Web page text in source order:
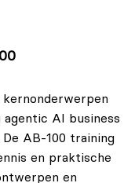
(ROI) en
schaalbare en
365, Power
Microsoft
en het Azure
AI business
AB-100 training
en praktische
en